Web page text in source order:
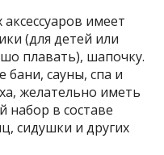
имеет
(для детей или
плавать), шапочку.
бани, сауны, спа и
желательно иметь
набор в составе
сидушки и других